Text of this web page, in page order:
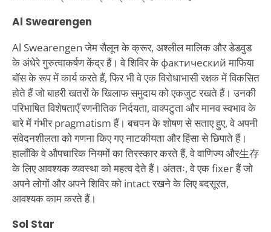
Al Swearengen
Al Swearengen जेम सैलून के क्रूर, अश्लील मालिक और डेडवुड
के अंधेरे गुरुत्वाकर्षण केंद्र हैं। वे शिविर के фактический माफिया
बॉस के रूप में कार्य करते हैं, फिर भी वे एक विरोधाभासी रक्षक में विकसित
होते हैं जो बाहरी खतरों के खिलाफ समुदाय को एकजुट रखते हैं। उनकी
परिभाषित विशेषताएँ रणनीतिक निर्दयता, वाक्पटुता और मानव स्वभाव के
बारे में गंभीर pragmatism हैं। बचपन के शोषण से सताए हुए, वे अपनी
संवेदनशीलता को गणना किए गए नाटकीयता और हिंसा से छिपाते हैं।
हालाँकि वे औपचारिक नियमों का तिरस्कार करते हैं, वे वाणिज्य और生存
के लिए आवश्यक व्यवस्था को महत्व देते हैं। अंततः, वे एक fixer हैं जो
अपने लोगों और अपने शिविर को intact रखने के लिए बदसूरत,
आवश्यक काम करते हैं।
Sol Star